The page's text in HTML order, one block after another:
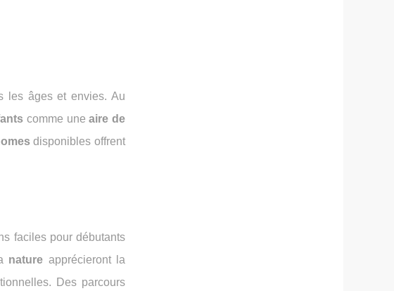
les âges et envies. Au
comme uneaire de
disponibles offrent
faciles pour débutants
nature apprécieront la
Des parcours